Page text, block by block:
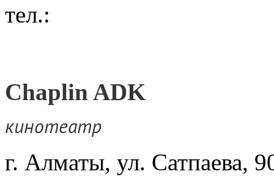
тел.:
Chaplin ADK
кинотеатр
г. Алматы, ул. Сатпаева,